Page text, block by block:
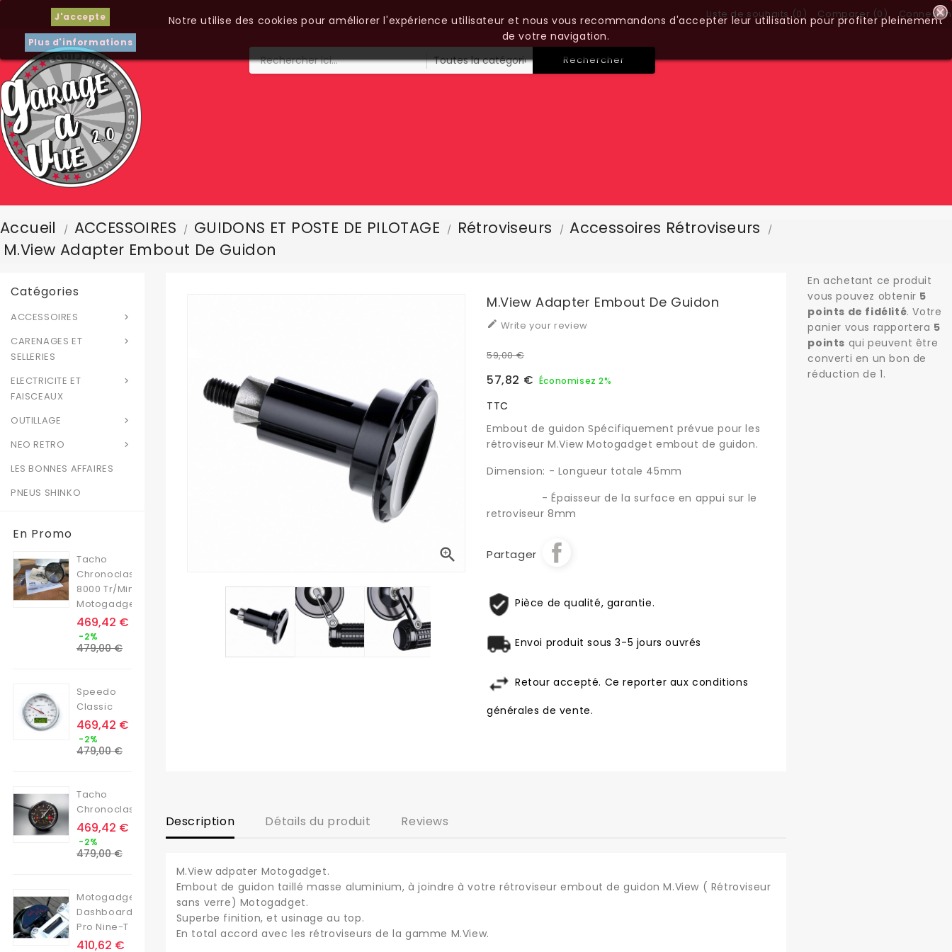
Connexion
Comparer (0)
Liste de souhaits (0)
Rechercher
J'accepte
Plus d'informations
Notre utilise des cookies pour améliorer l'expérience utilisateur et nous vous recommandons d'accepter leur utilisation pour profiter pleinement
de votre navigation.
Accueil ACCESSOIRES GUIDONS ET POSTE DE PILOTAGE Rétroviseurs
Accessoires Rétroviseurs
M.View Adapter Embout De Guidon
Catégories

ACCESSOIRES

CARENAGES ET
SELLERIES

ELECTRICITE ET
FAISCEAUX

OUTILLAGE

NEO RETRO
LES BONNES AFFAIRES
PNEUS SHINKO
En Promo
Tacho
Chronoclassic
8000 Tr/min
Motogadget
Prix
469,42 €
-2%
de
479,00 €
Speedo
Classic
Prix
469,42 €
-2%
de
479,00 €
Tacho
Chronoclassic
Prix
469,42 €
-2%
de
479,00 €
Motogadget
Dashboard
Pro Nine-T
Prix
410,62 €

M.View Adapter Embout De Guidon
 Write your review
59,00 €
57,82 € Économisez 2%
TTC
Embout de guidon Spécifiquement prévue pour les
rétroviseur M.View Motogadget embout de guidon.
Dimension: - Longueur totale 45mm
- Épaisseur de la surface en appui sur le
retroviseur 8mm
Partager
Pièce de qualité, garantie.
Envoi produit sous 3-5 jours ouvrés
Retour accepté. Ce reporter aux conditions
générales de vente.
Description Détails du produit Reviews
M.View adpater Motogadget.
Embout de guidon taillé masse aluminium, à joindre à votre rétroviseur embout de guidon M.View ( Rétroviseur
sans verre) Motogadget.
Superbe finition, et usinage au top.
En total accord avec les rétroviseurs de la gamme M.View.
En achetant ce produit
vous pouvez obtenir 5
points de fidélité. Votre
panier vous rapportera 5
points qui peuvent être
converti en un bon de
réduction de1.